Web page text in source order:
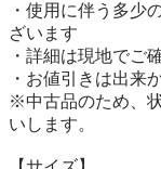
・使用に伴う多少
ざいます
・詳細は現地でご
・お値引きは出来
※中古品のため、
いします。